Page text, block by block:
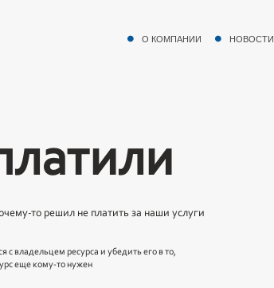
О КОМПАНИИ НОВОСТИ
то решил не платить за наши услуги
с владельцем ресурса и убедить его в то,
еще кому-то нужен